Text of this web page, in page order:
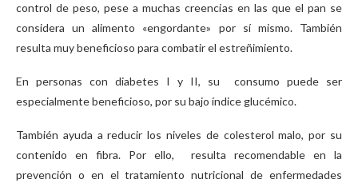
control de peso, pese a muchas creencias en las que el pan se
considera un alimento «engordante» por sí mismo. También
resulta muy beneficioso para combatir el estreñimiento.
En personas con diabetes I y II, su consumo puede ser
especialmente beneficioso, por su bajo índice glucémico.
También ayuda a reducir los niveles de colesterol malo, por su
contenido en fibra. Por ello, resulta recomendable en la
prevención o en el tratamiento nutricional de enfermedades